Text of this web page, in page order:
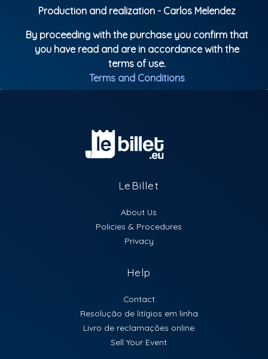
Production and realization - Carlos Melendez
By proceeding with the purchase you confirm that
you have read and are in accordance with the
terms of use.
Terms and Conditions
LeBillet
About Us
Policies & Procedures
Privacy
Help
Contact
Resolução de litígios em linha
Livro de reclamações online
Sell Your Event